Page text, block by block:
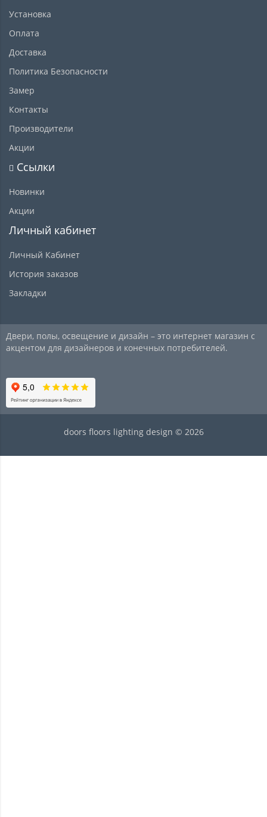
Установка
Оплата
Доставка
Политика Безопасности
Замер
Контакты
Производители
Акции
Ссылки
Новинки
Акции
Личный кабинет
Личный Кабинет
История заказов
Закладки
Двери, полы, освещение и дизайн – это интернет магазин с
акцентом для дизайнеров и конечных потребителей.
doors floors lighting design © 2026